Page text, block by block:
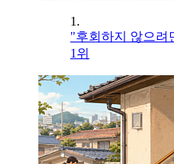
1.
"후회하지 않으려
1위